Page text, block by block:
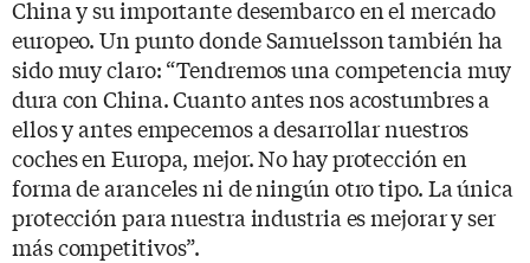
China y su importante desembarco en el mercado
europeo. Un punto donde Samuelsson también ha
sido muy claro: “Tendremos una competencia muy
dura con China. Cuanto antes nos acostumbres a
ellos y antes empecemos a desarrollar nuestros
coches en Europa, mejor. No hay protección en
forma de aranceles ni de ningún otro tipo. La única
protección para nuestra industria es mejorar y ser
más competitivos”.